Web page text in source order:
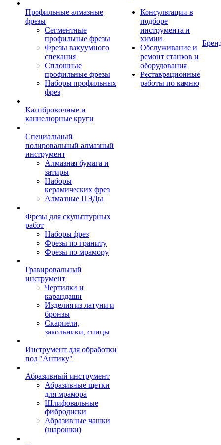
Профильные алмазные
фрезы
Сегментные
профильные фрезы
Фрезы вакуумного
спекания
Сплошные
профильные фрезы
Наборы профильных
фрез
Калибровочные и
каннелюрные круги
Специальный
полировальный алмазный
инструмент
Алмазная бумага и
затиры
Наборы
керамических фрез
Алмазные ПЭДы
Фрезы для скульптурных
работ
Наборы фрез
Фрезы по граниту
Фрезы по мрамору
Гравировальный
инструмент
Чертилки и
карандаши
Изделия из латуни и
бронзы
Скарпели,
закольники, спицы
Инструмент для обработки
под "Антику"
Абразивный инструмент
Абразивные щетки
для мрамора
Шлифовальные
фибродиски
Абразивные чашки
(шарошки)
Консультации в
подборе
инструмента и
химии
Обслуживание и
ремонт станков и
оборудования
Реставрационные
работы по камню